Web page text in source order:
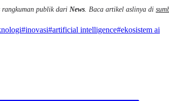
publik dari News . Baca artikel aslinya di
#inovasi#artificial intelligence#ekosistem ai